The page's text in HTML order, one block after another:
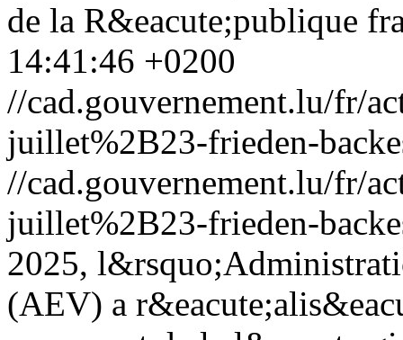
de la R&eacute;publique
14:41:46 +0200
//cad.gouvernement.lu/fr/
juillet%2B23-frieden-
//cad.gouvernement.lu/fr/
juillet%2B23-frieden-
2025,
(AEV) a